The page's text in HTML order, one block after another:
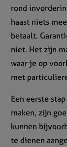
rond
haast niets
betaalt.
niet. Het zijn
waar je op
met
Een eerste
maken, zijn
kunnen
te dienen